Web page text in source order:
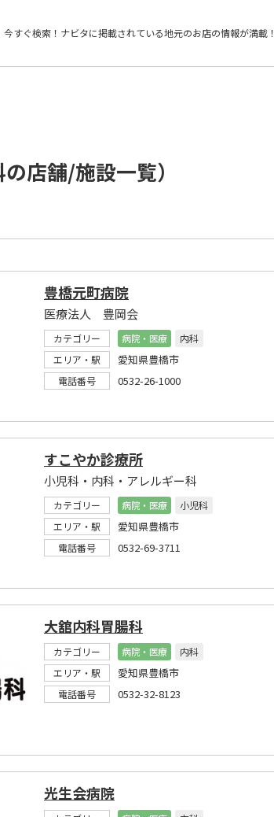
今すぐ検索！ ナビタに掲載されている地元のお店の情報が満載！
店舗/施設一覧）
豊橋元町病院
医療法人 豊岡会
カテゴリー 病院・医療
内科
エリア・駅
愛知県豊橋市
電話番号 0532-26-1000
すこやか診療所
小児科・内科・アレルギー科
カテゴリー 病院・医療
小児科
エリア・駅
愛知県豊橋市
電話番号 0532-69-3711
大舘内科胃腸科
カテゴリー 病院・医療
内科
エリア・駅
愛知県豊橋市
電話番号 0532-32-8123
光生会病院